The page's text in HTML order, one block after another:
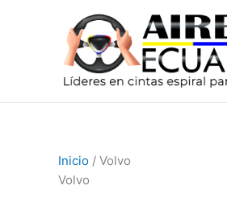
Inicio / Volvo
Volvo